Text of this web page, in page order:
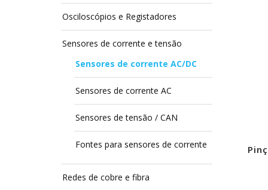
Osciloscópios e Registadores
Sensores de corrente e tensão
Sensores de corrente AC/DC
Sensores de corrente AC
Sensores de tensão / CAN
Fontes para sensores de corrente
Redes de cobre e fibra